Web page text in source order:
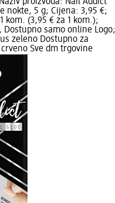
nokte, 5 g; Cijena: 3,95 €;
kom. (3,95 € za 1 kom.);
Dostupno samo online Logo;
zeleno Dostupno za
Sve dm trgovine